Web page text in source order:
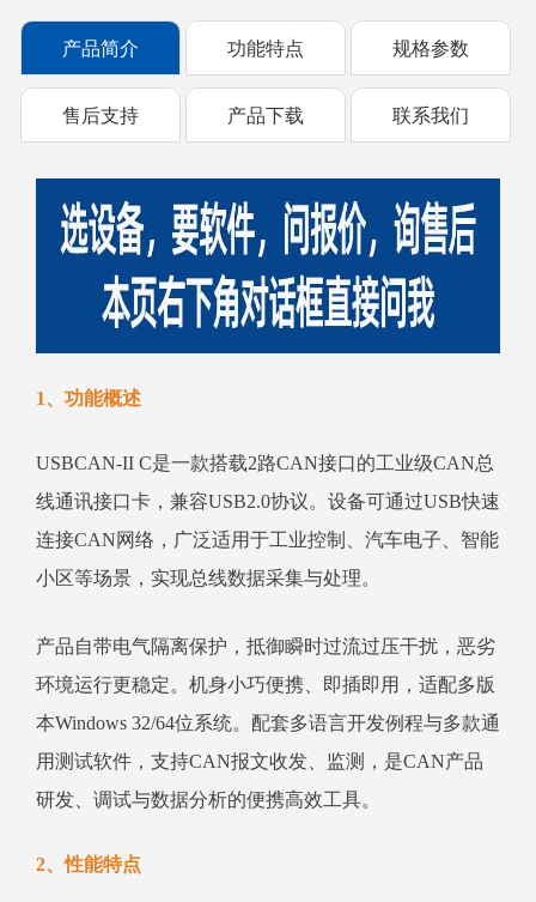
产品简介 功能特点 规格参数
售后支持 产品下载 联系我们
1、功能概述
USBCAN-II C是一款搭载2路CAN接口的工业级CAN总
线通讯接口卡，兼容USB2.0协议。设备可通过USB快速
连接CAN网络，广泛适用于工业控制、汽车电子、智能
小区等场景，实现总线数据采集与处理。
产品自带电气隔离保护，抵御瞬时过流过压干扰，恶劣
环境运行更稳定。机身小巧便携、即插即用，适配多版
本Windows 32/64位系统。配套多语言开发例程与多款通
用测试软件，支持CAN报文收发、监测，是CAN产品
研发、调试与数据分析的便携高效工具。
2、性能特点